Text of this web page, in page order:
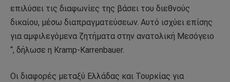
επιλύσει τις διαφωνίες της βάσει του διεθνούς
δικαίου, μέσω διαπραγματεύσεων. Αυτό ισχύει επίσης
για αμφιλεγόμενα ζητήματα στην ανατολική Μεσόγειο
“, δήλωσε η Kramp-Karrenbauer.
Οι διαφορές μεταξύ Ελλάδας και Τουρκίας για